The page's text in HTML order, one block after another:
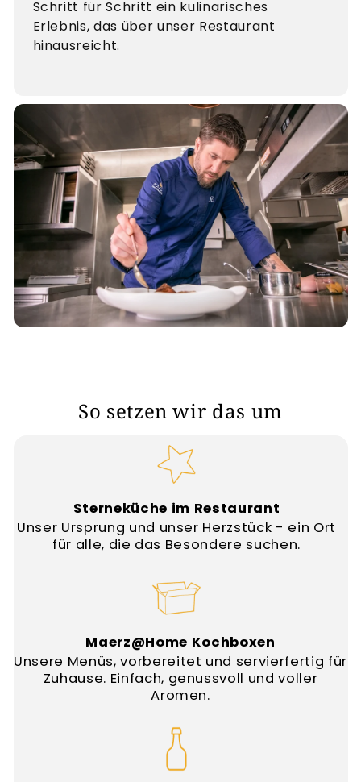
Schritt für Schritt ein kulinarisches
Erlebnis, das über unser Restaurant
hinausreicht.
So setzen wir das um
Sterneküche im Restaurant
Unser Ursprung und unser Herzstück - ein Ort
für alle, die das Besondere suchen.
Maerz@Home Kochboxen
Unsere Menüs, vorbereitet und servierfertig für
Zuhause. Einfach, genussvoll und voller
Aromen.